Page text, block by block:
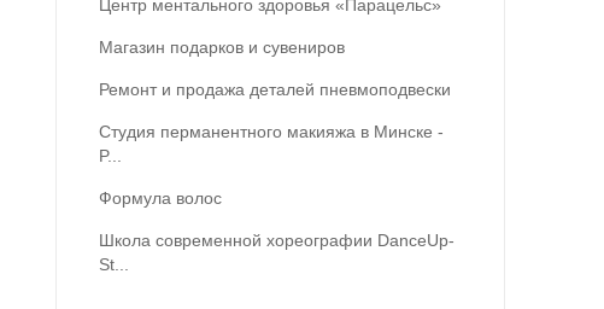
Центр ментального здоровья «Парацельс»
Магазин подарков и сувениров
Ремонт и продажа деталей пневмоподвески
Студия перманентного макияжа в Минске -
P...
Формула волос
Школа современной хореографии DanceUp-
St...